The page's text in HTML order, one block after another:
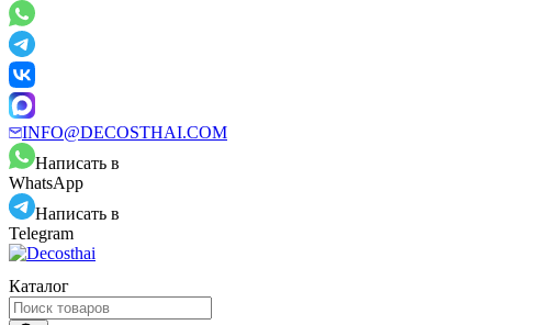
INFO@DECOSTHAI.COM
Написать в
WhatsApp
Написать в
Telegram
Каталог